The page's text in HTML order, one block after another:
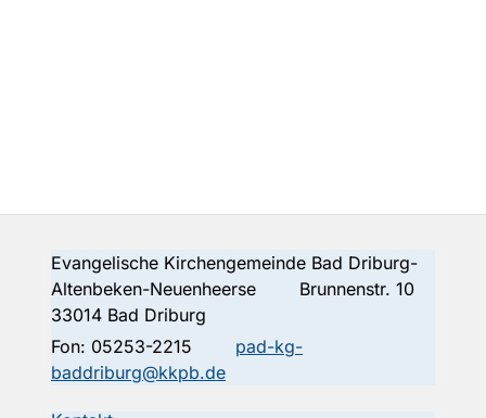
Evangelische Kirchengemeinde Bad Driburg-
Altenbeken-Neuenheerse Brunnenstr. 10
33014 Bad Driburg
Fon: 05253-2215
pad-kg-
baddriburg@kkpb.de